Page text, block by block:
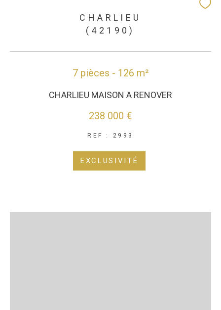
CHARLIEU
(42190)
7 pièces - 126 m²
CHARLIEU MAISON A RENOVER
238 000 €
REF : 2993
EXCLUSIVITÉ